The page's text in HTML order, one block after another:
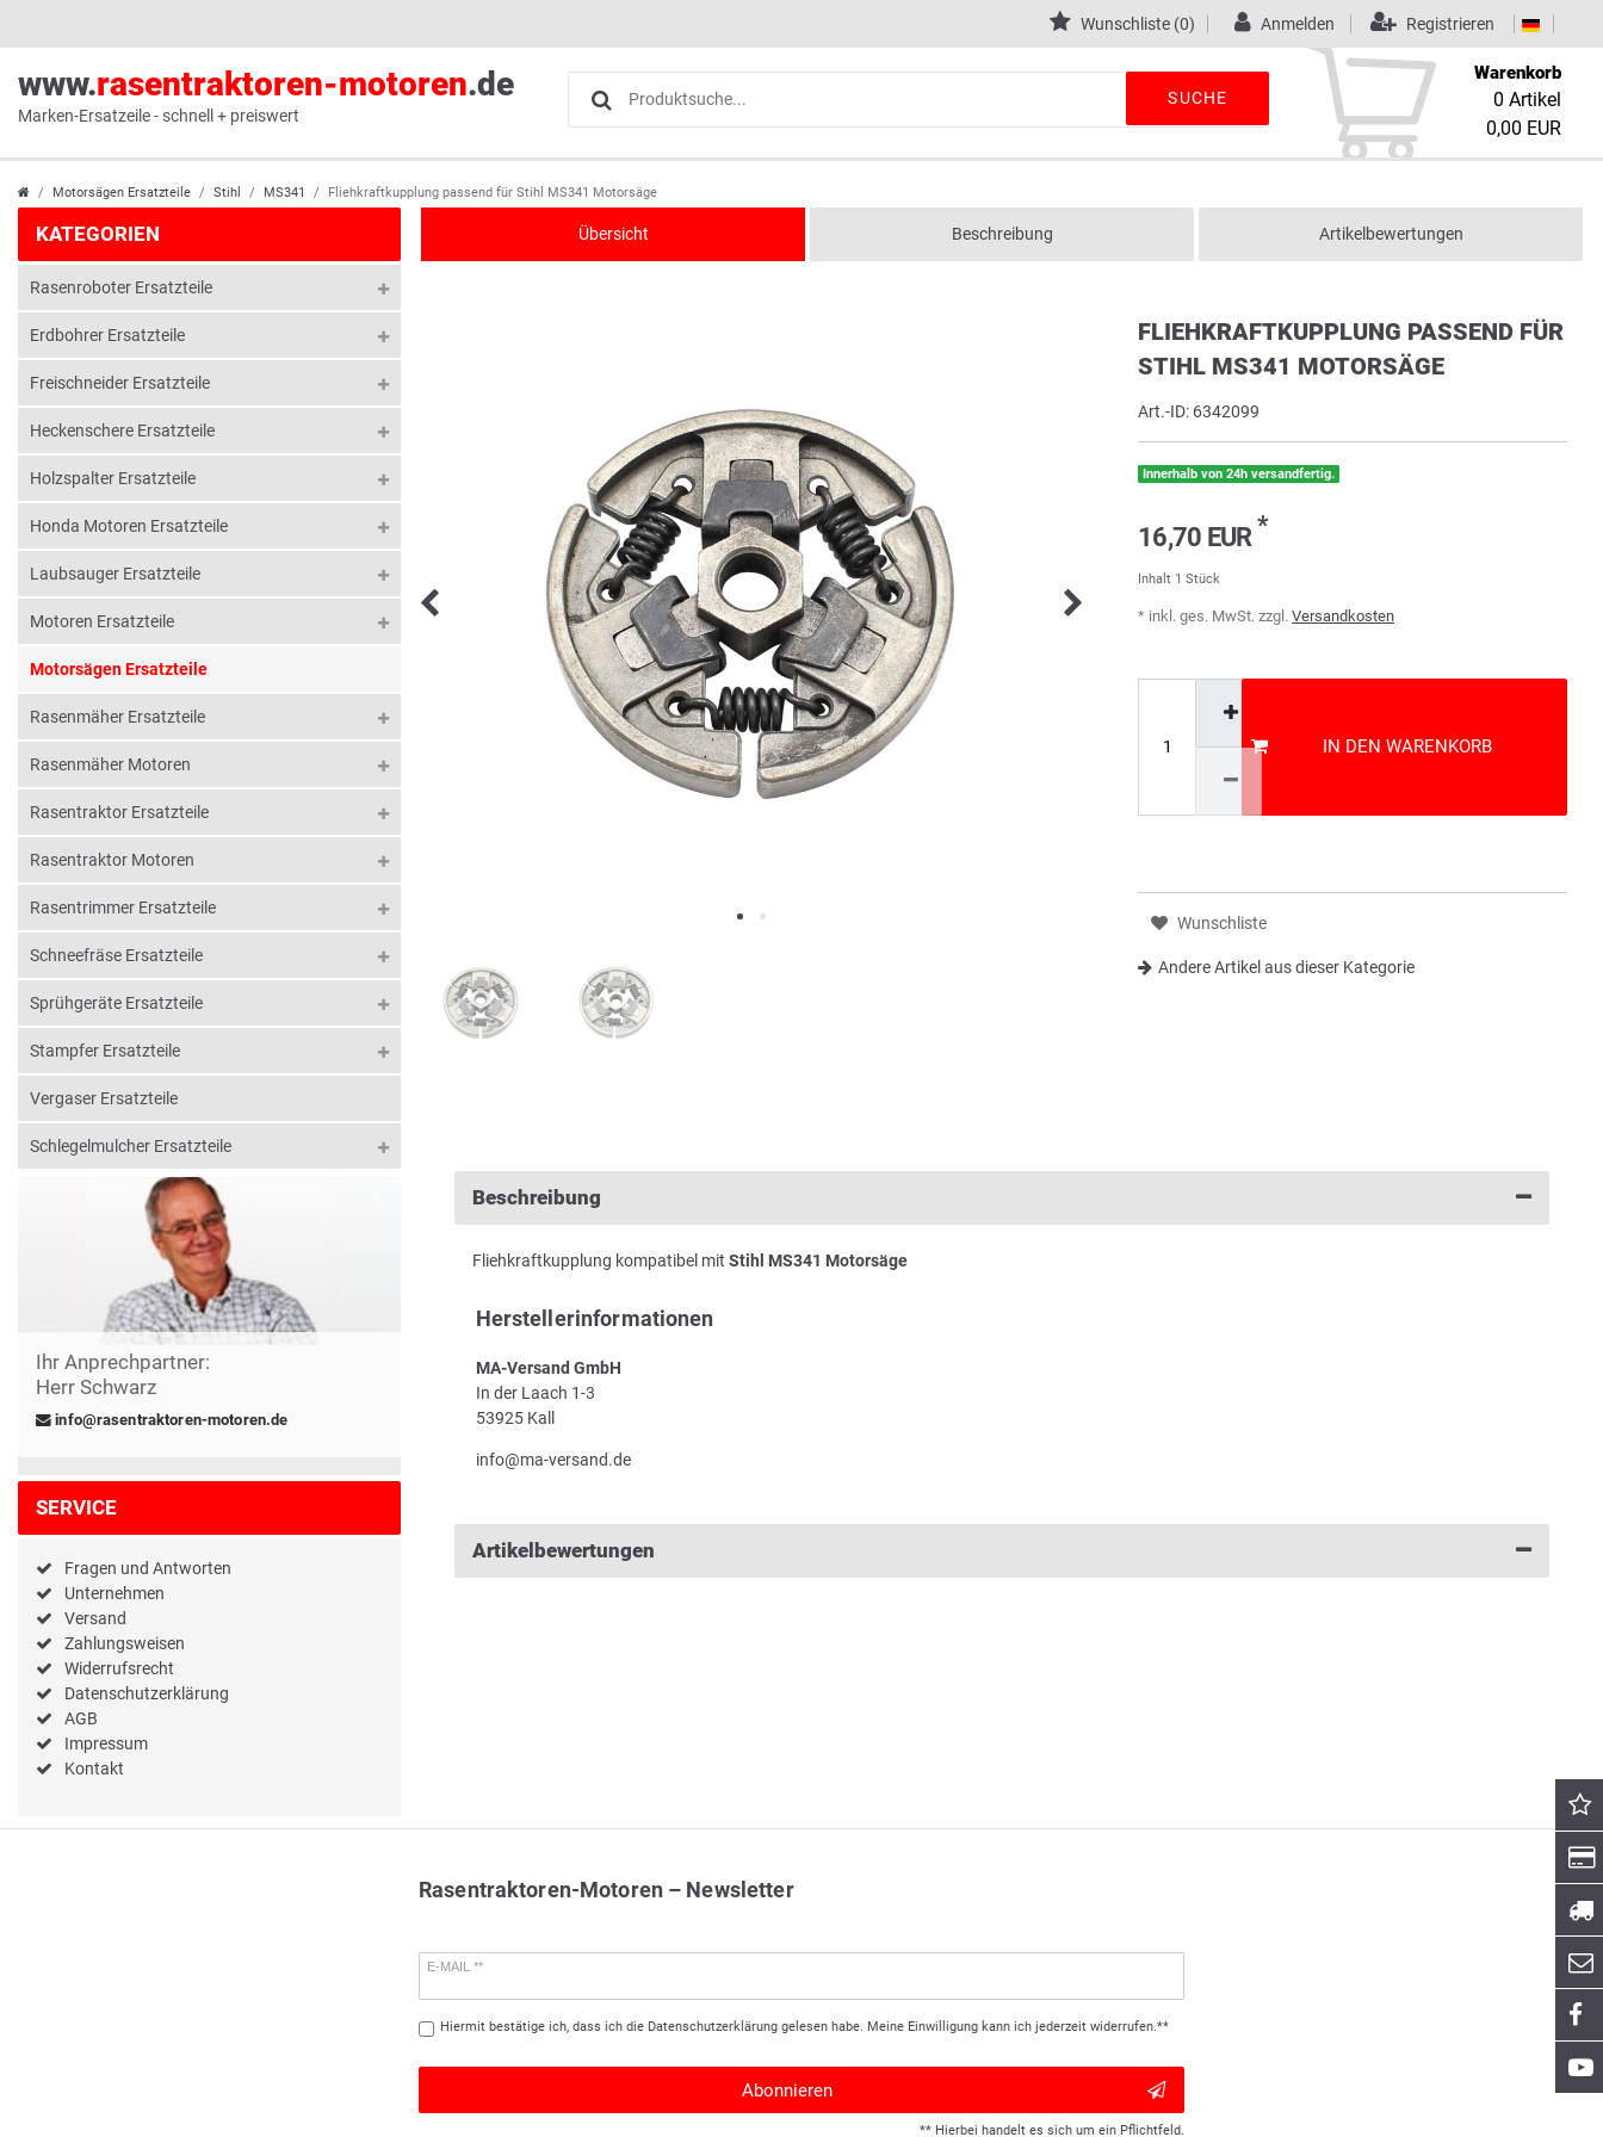
Wunschliste (0) Anmelden Registrieren
www.rasentraktoren-motoren.de
Marken-Ersatzeile - schnell + preiswert
SUCHE
Warenkorb
0 Artikel
0,00 EUR
Motorsägen Ersatzteile Stihl MS341 Fliehkraftkupplung passend für Stihl MS341 Motorsäge
KATEGORIEN
Rasenroboter Ersatzteile
Erdbohrer Ersatzteile
Freischneider Ersatzteile
Heckenschere Ersatzteile
Holzspalter Ersatzteile
Honda Motoren Ersatzteile
Laubsauger Ersatzteile
Motoren Ersatzteile
Motorsägen Ersatzteile
Rasenmäher Ersatzteile
Rasenmäher Motoren
Rasentraktor Ersatzteile
Rasentraktor Motoren
Rasentrimmer Ersatzteile
Schneefräse Ersatzteile
Sprühgeräte Ersatzteile
Stampfer Ersatzteile
Vergaser Ersatzteile
Schlegelmulcher Ersatzteile
Ihr Anprechpartner:
Herr Schwarz
info@rasentraktoren-motoren.de
SERVICE
Fragen und Antworten
Unternehmen
Versand
Zahlungsweisen
Widerrufsrecht
Datenschutzerklärung
AGB
Impressum
Kontakt
Übersicht Beschreibung Artikelbewertungen
FLIEHKRAFTKUPPLUNG PASSEND FÜR
STIHL MS341 MOTORSÄGE
Art.-ID: 6342099
Innerhalb von 24h versandfertig.
16,70 EUR *
Inhalt 1 Stück
* inkl. ges. MwSt. zzgl. Versandkosten
IN DEN WARENKORB
Wunschliste
Andere Artikel aus dieser Kategorie
Beschreibung
Fliehkraftkupplung kompatibel mit Stihl MS341 Motorsäge
Herstellerinformationen
MA-Versand GmbH
In der Laach 1-3
53925 Kall
info@ma-versand.de
Artikelbewertungen
Rasentraktoren-Motoren – Newsletter
E-MAIL **
Hiermit bestätige ich, dass ich die Daten­schutz­erklärunggelesen habe. Meine Einwilligung kann ich jederzeit widerrufen.**
Abonnieren
** Hierbei handelt es sich um ein Pflichtfeld.